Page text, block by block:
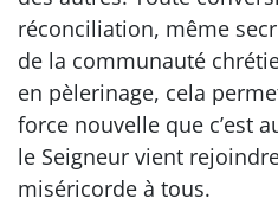
réconciliation, même
de la communauté
en pèlerinage, cela
force nouvelle que c’est
le Seigneur vient
miséricorde à tous.